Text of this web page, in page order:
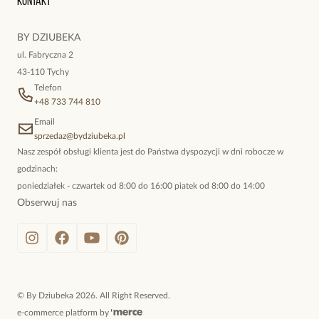
BY DZIUBEKA
ul. Fabryczna 2
43-110 Tychy
Telefon
+48 733 744 810
Email
sprzedaz@bydziubeka.pl
Nasz zespół obsługi klienta jest do Państwa dyspozycji w dni robocze w
godzinach:
poniedziałek - czwartek od 8:00 do 16:00 piatek od 8:00 do 14:00
Obserwuj nas
© By Dziubeka 2026. All Right Reserved.
e-commerce platform by